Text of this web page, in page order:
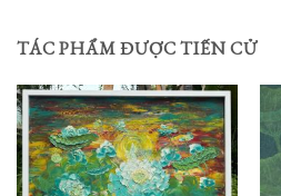
TÁC PHẨM ĐƯỢC TIẾN CỬ